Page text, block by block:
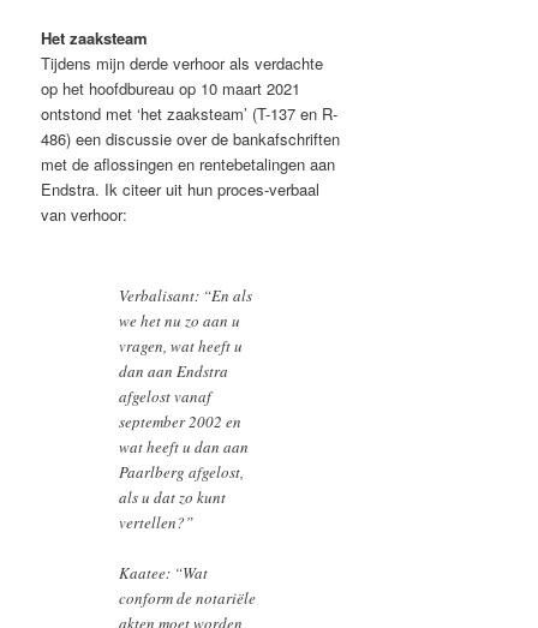
Het zaaksteam
Tijdens mijn derde verhoor als verdachte
op het hoofdbureau op 10 maart 2021
ontstond met ‘het zaaksteam’ (T-137 en R-
486) een discussie over de bankafschriften
met de aflossingen en rentebetalingen aan
Endstra. Ik citeer uit hun proces-verbaal
van verhoor:
Verbalisant: “En als
we het nu zo aan u
vragen, wat heeft u
dan aan Endstra
afgelost vanaf
september 2002 en
wat heeft u dan aan
Paarlberg afgelost,
als u dat zo kunt
vertellen?”
Kaatee: “Wat
conform de notariële
akten moet worden